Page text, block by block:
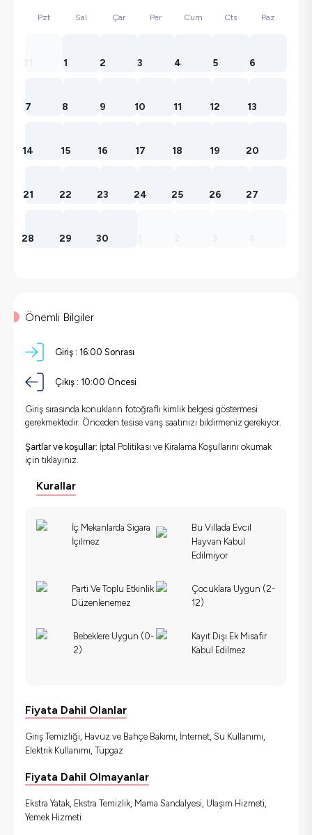
Pzt Sal Çar Per Cum Cts Paz
1 2 3 4 5 6
7 8 9 10 11 12 13
14 15 16 17 18 19 20
21 22 23 24 25 26 27
28 29 30
Önemli Bilgiler
Giriş : 16:00 Sonrası
Çıkış : 10:00 Öncesi
Giriş sırasında konukların fotoğraflı kimlik belgesi göstermesi
gerekmektedir. Önceden tesise varış saatinizi bildirmeniz gerekiyor.
Şartlar ve koşullar: İptal Politikası ve Kiralama Koşullarını okumak
için tıklayınız.
Kurallar
İç Mekanlarda Sigara
İçilmez
Bu Villada Evcil
Hayvan Kabul
Edilmiyor
Parti Ve Toplu Etkinlik
Düzenlenemez
Çocuklara Uygun (2-
12)
Bebeklere Uygun (0-
2)
Kayıt Dışı Ek Misafir
Kabul Edilmez
Fiyata Dahil Olanlar
Giriş Temizliği, Havuz ve Bahçe Bakımı, İnternet, Su Kullanımı,
Elektrik Kullanımı, Tüpgaz
Fiyata Dahil Olmayanlar
Ekstra Yatak, Ekstra Temizlik, Mama Sandalyesi, Ulaşım Hizmeti,
Yemek Hizmeti